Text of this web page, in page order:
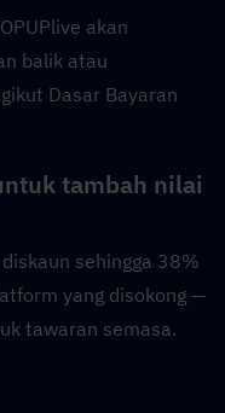
akan
balik atau
Dasar Bayaran
tambah nilai
sehingga 38%
yang disokong —
tawaran semasa.